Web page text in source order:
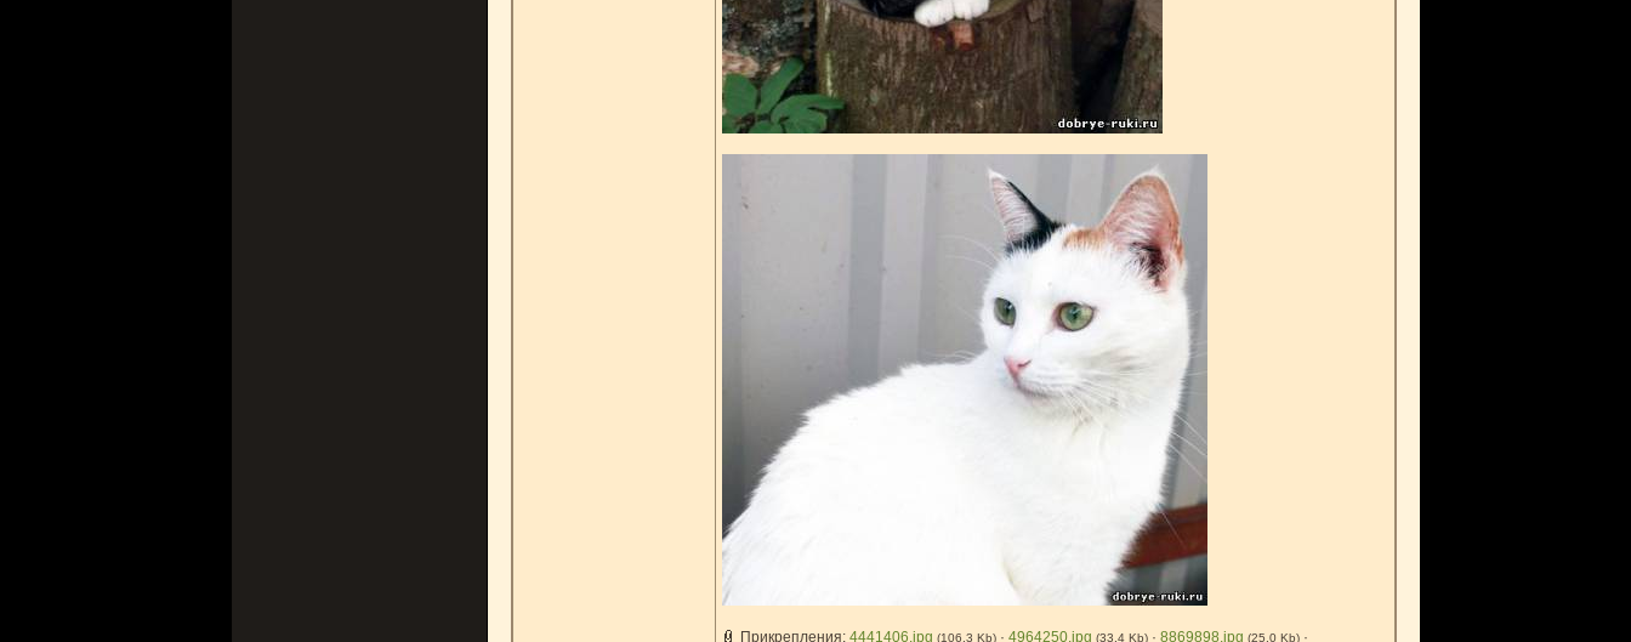
Прикрепления: 4441406.jpg (106.3 Kb) · 4964250.jpg (33.4 Kb) · 8869898.jpg (25.0 Kb) ·